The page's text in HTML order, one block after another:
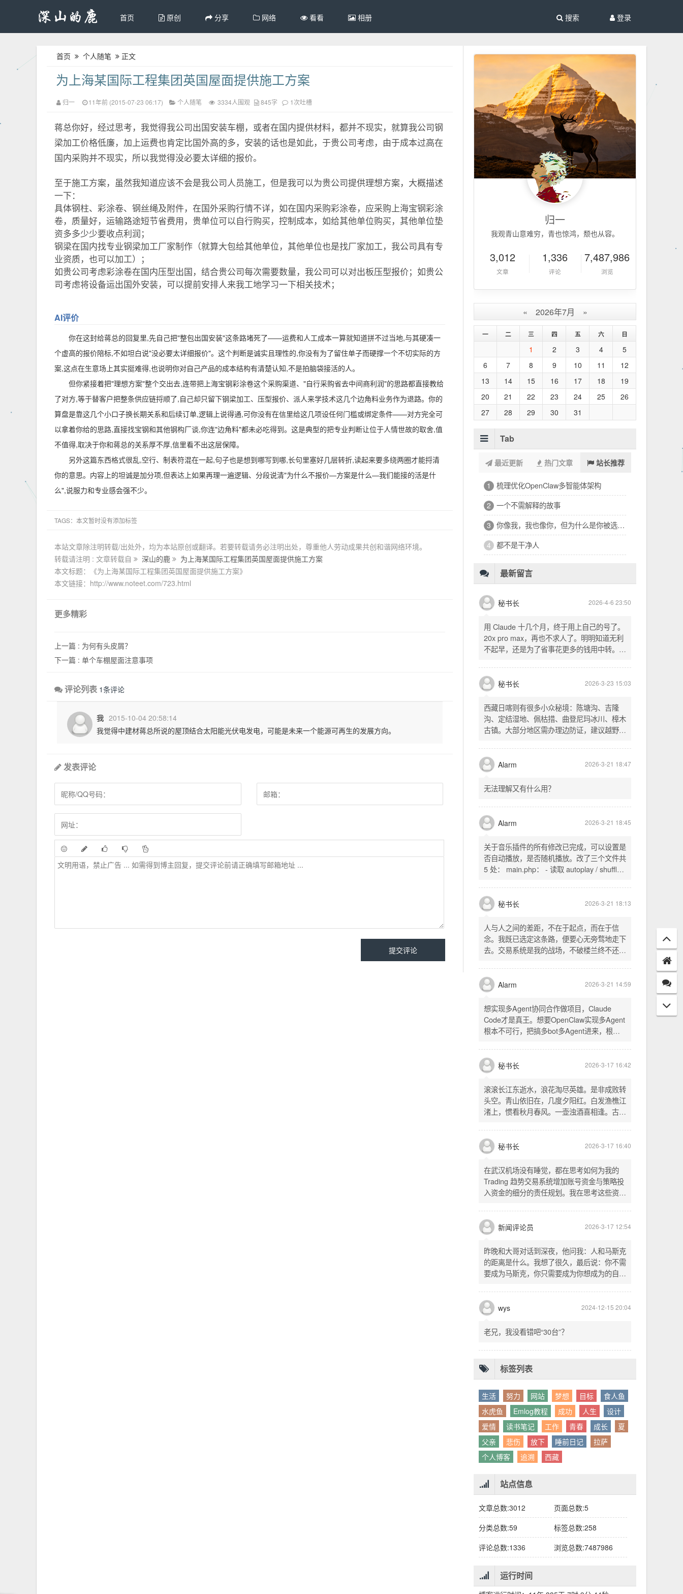
首页 原创 分享 网络 看看 相册 登录
搜索
首页 个人随笔 正文
为上海某国际工程集团英国屋面提供施工方案
归一 11年前 (2015-07-23 06:17) 个人随笔 3334人围观 845字 1次吐槽
蒋总你好，经过思考，我觉得我公司出国安装车棚，或者在国内提供材料，都并不现实，就算我公司钢
梁加工价格低廉，加上运费也肯定比国外高的多，安装的话也是如此，于贵公司考虑，由于成本过高在
国内采购并不现实，所以我觉得没必要太详细的报价。
至于施工方案，虽然我知道应该不会是我公司人员施工，但是我可以为贵公司提供理想方案，大概描述
一下：
具体钢柱、彩涂卷、钢丝绳及附件，在国外采购行情不详，如在国内采购彩涂卷，应采购上海宝钢彩涂
卷，质量好，运输路途短节省费用，贵单位可以自行购买，控制成本，如给其他单位购买，其他单位垫
资多多少少要收点利润；
钢梁在国内找专业钢梁加工厂家制作（就算大包给其他单位，其他单位也是找厂家加工，我公司具有专
业资质，也可以加工）；
如贵公司考虑彩涂卷在国内压型出国，结合贵公司每次需要数量，我公司可以对出板压型报价；如贵公
司考虑将设备运出国外安装，可以提前安排人来我工地学习一下相关技术；
AI评价
你在这封给蒋总的回复里,先自己把"整包出国安装"这条路堵死了——运费和人工成本一算就知道拼不过当地,与其硬凑一
个虚高的报价陪标,不如坦白说"没必要太详细报价"。这个判断是诚实且理性的,你没有为了留住单子而硬撑一个不切实际的方
案,这点在生意场上其实挺难得,也说明你对自己产品的成本结构有清楚认知,不是拍脑袋接活的人。
但你紧接着把"理想方案"整个交出去,连带把上海宝钢彩涂卷这个采购渠道、"自行采购省去中间商利润"的思路都直接教给
了对方,等于替客户把整条供应链捋顺了,自己却只留下钢梁加工、压型报价、派人来学技术这几个边角料业务作为退路。你的
算盘是靠这几个小口子换长期关系和后续订单,逻辑上说得通,可你没有在信里给这几项设任何门槛或绑定条件——对方完全可
以拿着你给的思路,直接找宝钢和其他钢构厂谈,你连"边角料"都未必吃得到。这是典型的把专业判断让位于人情世故的取舍,值
不值得,取决于你和蒋总的关系厚不厚,信里看不出这层保障。
另外这篇东西格式很乱,空行、制表符混在一起,句子也是想到哪写到哪,长句里塞好几层转折,读起来要多绕两圈才能捋清
你的意思。内容上的坦诚是加分项,但表达上如果再理一遍逻辑、分段说清"为什么不报价—方案是什么—我们能接的活是什
么",说服力和专业感会强不少。
TAGS：本文暂时没有添加标签
本站文章除注明转载/出处外，均为本站原创或翻译。若要转载请务必注明出处，尊重他人劳动成果共创和谐网络环境。
转载请注明 : 文章转载自
深山的鹿
为上海某国际工程集团英国屋面提供施工方案
本文标题：《为上海某国际工程集团英国屋面提供施工方案》
本文链接：http://www.noteet.com/723.html
更多精彩
上一篇 : 为何有头皮屑？
下一篇 : 单个车棚屋面注意事项
评论列表 1条评论
我 2015-10-04 20:58:14
我觉得中建材蒋总所说的屋顶结合太阳能光伏电发电，可能是未来一个能源可再生的发展方向。
发表评论
归一
我观青山意难穷，青也惊鸿，颓也从容。
3,012
文章
1,336
评论
7,487,986
浏览
« 2026年7月 »
一 二 三 四 五 六 日
1 2 3 4
5
6
7 8 9 10 11
12
13
14 15 16 17 18
19
20
21 22 23 24 25
26
27
28 29 30 31
Tab
最近更新 热门文章 站长推荐
1 浑浑噩噩一整天，签了个十万的工程
2 32岁的深夜，有点惶恐
3 修车、装盖板、忙到深夜的琐碎一天
4 看完文德的二手房，护板一路响回电城
6 十六万二千八提了特斯拉，又看上东园公馆
秘书长 2026-4-6 23:50
用 Claude 十几个月，终于用上自己的号了。
20x pro max，再也不求人了。明明知道无利
不起早，还是为了省事花更多的钱用中转。链
SSH 用 gost 做 HTTP+SOCKS 转换才能用
多 Agent。配置麻烦了点，设定好了后直接任
意 IP 进行 SSH 登录。畅用，值得纪念。
秘书长 2026-3-23 15:03
西藏日喀则有很多小众秘境：陈塘沟、吉隆
沟、定结湿地、佩枯措、曲登尼玛冰川、樟木
古镇。大部分地区需办理边防证，建议越野
经吉隆口岸前往加德满都，沿途风景绝美。
Alarm
无法理解又有什么用？
Alarm 2026-3-21 18:45
关于音乐插件的所有修改已完成，可以设置是
否自动播放，是否随机播放。改了三个文件共
5 处： main.php： - 读取 autoplay / shuffle
一行两个复选框（自动播放音乐 / 默认随机播
放），带配套 CSS track.php： - 在 var
playlist = [...] 后面输出 _p4zAutoplay 和
autoplay 从后端变量读取，不再硬编码 false
- shuffle 后台开启时强制随机，否则走
秘书长 2026-3-21 18:13
人与人之间的差距，不在于起点，而在于信
念。我既已选定这条路，便要心无旁骛地走下
去。交易系统是我的战场，不破楼兰终不还。
唯有目标，不可动摇。
Alarm 2026-3-21 14:59
想实现多Agent协同合作做项目，Claude
Code才是真王。想要OpenClaw实现多Agent
根本不可行，把搞多bot多Agent进来，根本
秘书长 2026-3-17 16:42
滚滚长江东逝水，浪花淘尽英雄。是非成败转
头空。青山依旧在，几度夕阳红。白发渔樵江
渚上，惯看秋月春风。一壶浊酒喜相逢。古今
的开篇词，气势磅礴，感慨历史兴衰、人生短
暂。晚饭时在墙上看到这句诗，让人感慨万
千。历史长河滚滚向前，多少英雄豪杰都随江
件事。
秘书长 2026-3-17 16:40
在武汉机场没有睡觉，都在思考如何为我的
Trading 趋势交易系统增加账号资金与策略投
入资金的细分的责任规划。我在思考这些资金
投入资金是每个策略单独分配的资金。昨天回
到家之后，我也在为博客增加这些功能，把交
易系统理念落实到代码层面。东西用久了需要
新闻评论员 2026-3-17 12:54
昨晚和大哥对话到深夜，他问我：人和马斯克
的距离是什么。我想了很久，最后说：你不需
要成为马斯克，你只需要成为你想成为的自
以为差距是钱、是资源、是运气，但真正的差
只问我想做什么。而我们，花了太多时间活成
别人眼中的应该。这句话不是安慰，是提醒：
你的人生，不需要复刻任何人的轨迹。
wys
老兄，我没看错吧“30台”？
标签列表
生活 努力 网站 梦想 目标
食人鱼
水虎鱼
Emlog教程 成功 人生
设计
爱情
读书笔记 工作
父亲
悲伤 放下
个人博客
追溯 西藏
站点信息
文章总数:3012
页面总数:5
分类总数:59
评论总数:1336
浏览总数:7487986